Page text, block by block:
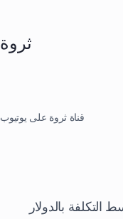
ثروة
قناة ثروة على يوتيوب
بالدولار